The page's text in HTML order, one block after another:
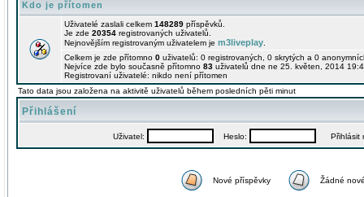
Kdo je přítomen
Uživatelé zaslali celkem 148289 příspěvků.
Je zde 20354 registrovaných uživatelů.
Nejnovějším registrovaným uživatelem je m3liveplay
Celkem je zde přítomno 0 uživatelů: 0 registrovaných, 0 skrytých a 0
Nejvíce zde bylo současně přítomno 83 uživatelů dne ne 25. květen, 2014
Registrovaní uživatelé: nikdo není přítomen
Tato data jsou založena na aktivitě uživatelů během posledních pěti minut
Přihlášení
Uživatel: Heslo: Přihlásit
Nové příspěvky Žádné